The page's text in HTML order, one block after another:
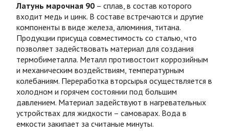
Латунь марочная 90 – сплав, в состав которого
входит медь и цинк. В составе встречаются и другие
компоненты в виде железа, алюминия, титана.
Продукции присуща совместимость со сталью, что
позволяет задействовать материал для создания
термобиметалла. Металл противостоит коррозийным
и механическим воздействиям, температурным
колебаниям. Переработка вторсырья осуществляется в
холодном и горячем состоянии под большим
давлением. Материал задействуют в нагревательных
устройствах для жидкости – самоварах. Вода в
емкости закипает за считаные минуты.